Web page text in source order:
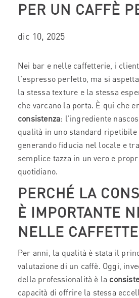
PER UN CAFFÈ
dic 10, 2025
Nei bar e nelle caffetterie, i
l'espresso perfetto, ma si
la stessa texture e la stessa
che varcano la porta. È qui che
consistenza: l'ingrediente
qualità in uno standard ripetibile
generando fiducia nel locale e
semplice tazza in un vero e
quotidiano.
PERCHÉ LA
È IMPORTANTE
NELLE
Per anni, la qualità è stata il
valutazione di un caffè. Oggi,
della professionalità è la
capacità di offrire la stessa